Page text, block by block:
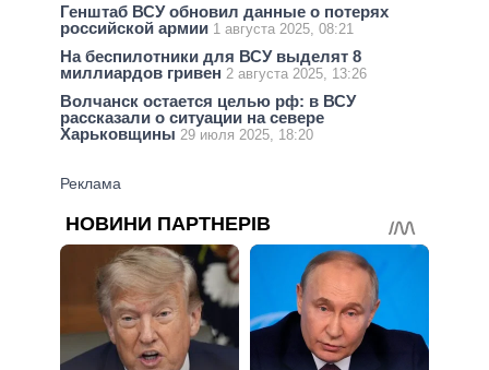
Генштаб ВСУ обновил данные о потерях
российской армии 1 августа 2025, 08:21
На беспилотники для ВСУ выделят 8
миллиардов гривен 2 августа 2025, 13:26
Волчанск остается целью рф: в ВСУ
рассказали о ситуации на севере
Харьковщины 29 июля 2025, 18:20